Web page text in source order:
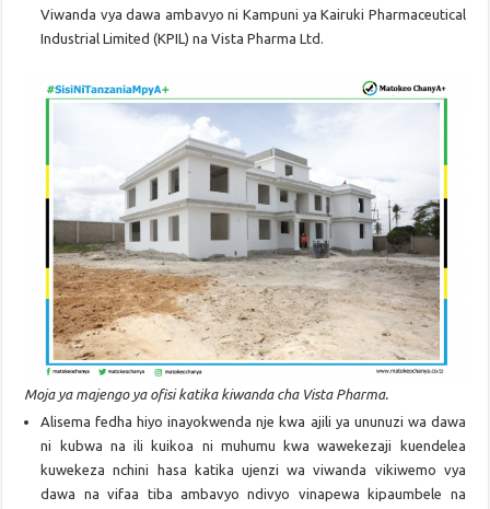
Viwanda vya dawa ambavyo ni Kampuni ya Kairuki Pharmaceutical
Industrial Limited (KPIL) na Vista Pharma Ltd.
Moja ya majengo ya ofisi katika kiwanda cha Vista Pharma.
Alisema fedha hiyo inayokwenda nje kwa ajili ya ununuzi wa dawa
ni kubwa na ili kuikoa ni muhumu kwa wawekezaji kuendelea
kuwekeza nchini hasa katika ujenzi wa viwanda vikiwemo vya
dawa na vifaa tiba ambavyo ndivyo vinapewa kipaumbele na